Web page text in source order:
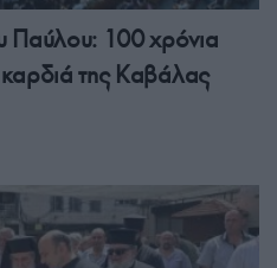
Παύλου: 100 χρόνια
καρδιά της Καβάλας